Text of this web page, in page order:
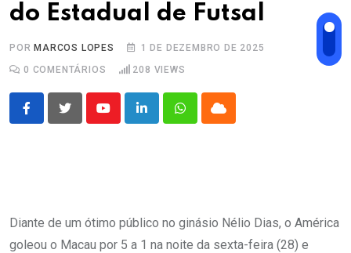
do Estadual de Futsal
PORMARCOS LOPES
1 DE DEZEMBRO DE 2025
0 COMENTÁRIOS 208 VIEWS
YoutubeLinkedInWhatsappCloud
Diante de um ótimo público no ginásio Nélio Dias, o América
goleou o Macau por 5 a 1 na noite da sexta-feira (28) e